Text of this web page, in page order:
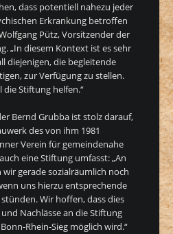
dass potentiell nahezu jeder
Erkrankung betroffen
Pütz, Vorsitzender der
„In diesem Kontext ist es sehr
diejenigen, die begleitende
zur Verfügung zu stellen.
die Stiftung helfen.“
Bernd Grubba ist stolz darauf,
des von ihm 1981
Verein für gemeindenahe
eine Stiftung umfasst: „An
gerade sozialräumlich noch
uns hierzu entsprechende
Wir hoffen, dass dies
Nachlässe an die Stiftung
Rhein-Sieg möglich wird.“